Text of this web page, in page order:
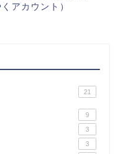
アカウント）
21
9
3
3